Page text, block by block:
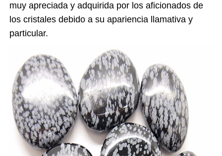
muy apreciada y adquirida por los aficionados de
los cristales debido a su apariencia llamativa y
particular.